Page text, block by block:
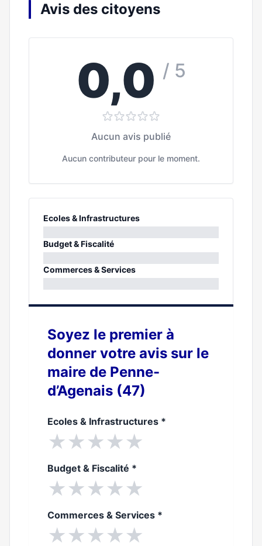
Avis des citoyens
0,0 / 5
Aucun avis publié
Aucun contributeur pour le moment.
Ecoles & Infrastructures
0%
Budget & Fiscalité
0%
Commerces & Services
Soyez le premier à
donner votre avis sur le
maire de Penne-
d’Agenais (47)
Ecoles & Infrastructures *
★★★★★
Budget & Fiscalité *
★★★★★
Commerces & Services *
★★★★★